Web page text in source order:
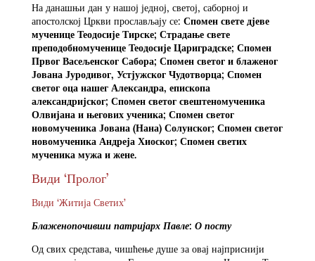
На данашњи дан у нашој једној, светој, саборној и
апостолској Цркви прослављају се: Спомен свете дјеве
мученице Теодосије Тирске; Страдање свете
преподобномученице Теодосије Цариградске; Спомен
Првог Васељенског Сабора; Спомен светог и блаженог
Јована Јуродивог, Устјужског Чудотворца; Спомен
светог оца нашег Александра, епископа
александријског; Спомен светог свештеномученика
Олвијана и његових ученика; Спомен светог
новомученика Јована (Нана) Солунског; Спомен светог
новомученика Андреја Хиоског; Спомен светих
мученика мужа и жене.
Види ‘Пролог’
Види ‘Житија Светих’
Блаженопочивши патријарх Павле: О посту
Од свих средстава, чишћење душе за овај најприснији